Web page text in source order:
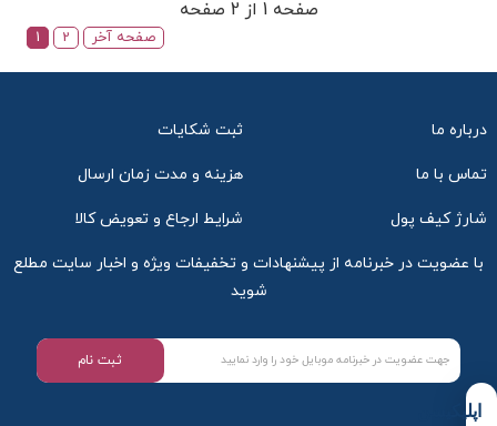
صفحه 1 از 2 صفحه
1 2 صفحه آخر
درباره ما ثبت شکایات
تماس با ما هزینه و مدت زمان ارسال
شارژ کیف پول شرایط ارجاع و تعویض کالا
با عضویت در خبرنامه از پیشنهادات و تخفیفات ویژه و اخبار سایت مطلع
شوید
ثبت نام
اپلیکیشن